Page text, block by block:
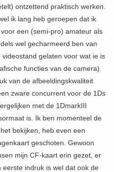
ontzettend praktisch werken.
ik lang heb geroepen dat ik
een (semi-pro) amateur als
wel gecharmeerd ben van
gelaten voor wat ie is
functies van de camera).
van de afbeeldingskwaliteit
zware concurrent voor de 1Ds
met de 1DmarkIII
is. Ik ben momenteel de
bekijken, heb even een
geschoten. Gewoon
mijn CF-kaart erin gezet, er
indruk is wel dat ook de